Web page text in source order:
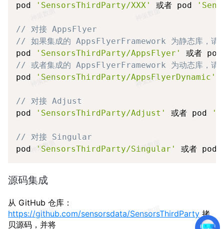
pod
'SensorsThirdParty/XXX' 或者 pod
// 对接 AppsFlyer
// 如果集成的 AppsFlyerFramework 为静态库，
pod
'SensorsThirdParty/AppsFlyer'
或者
// 或者集成的 AppsFlyerFramework 为动态库，
pod
'SensorsThirdParty/AppsFlyerDynamic'
// 对接 Adjust
pod
'SensorsThirdParty/Adjust' 或者 pod
// 对接 Singular
pod
'SensorsThirdParty/Singular' 或者 pod
源码集成
从 GitHub 仓库：
https://github.com/sensorsdata/SensorsThirdParty 拷
贝源码，并将